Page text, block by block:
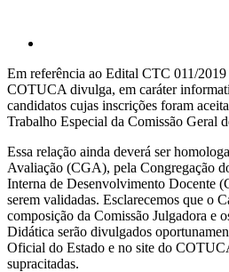
Em referência ao Edital CTC 011/
COTUCA divulga, em caráter
candidatos cujas inscrições foram
Trabalho Especial da Comissão Geral
Essa relação ainda deverá ser
Avaliação (CGA), pela Congregação
Interna de Desenvolvimento Docente
serem validadas. Esclarecemos que o
composição da Comissão Julgadora e
Didática serão divulgados
Oficial do Estado e no site do
supracitadas.